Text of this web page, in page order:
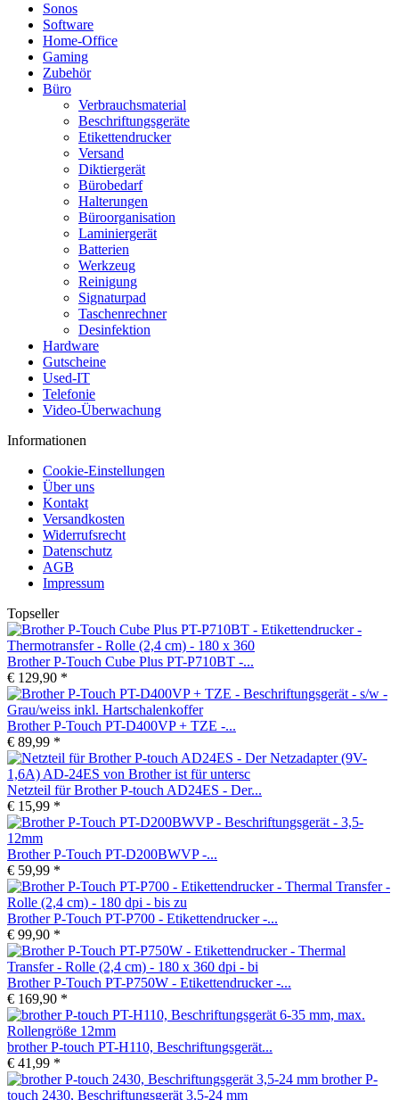
Sonos
Software
Home-Office
Gaming
Zubehör
Büro
Verbrauchsmaterial
Beschriftungsgeräte
Etikettendrucker
Versand
Diktiergerät
Bürobedarf
Halterungen
Büroorganisation
Laminiergerät
Batterien
Werkzeug
Reinigung
Signaturpad
Taschenrechner
Desinfektion
Hardware
Gutscheine
Used-IT
Telefonie
Video-Überwachung
Informationen
Cookie-Einstellungen
Über uns
Kontakt
Versandkosten
Widerrufsrecht
Datenschutz
AGB
Impressum
Topseller
Brother P-Touch Cube Plus PT-P710BT -...
€ 129,90 *
Brother P-Touch PT-D400VP + TZE -...
€ 89,99 *
Netzteil für Brother P-touch AD24ES - Der...
€ 15,99 *
Brother P-Touch PT-D200BWVP -...
€ 59,99 *
Brother P-Touch PT-P700 - Etikettendrucker -...
€ 99,90 *
Brother P-Touch PT-P750W - Etikettendrucker -...
€ 169,90 *
brother P-touch PT-H110, Beschriftungsgerät...
€ 41,99 *
brother P-
touch 2430, Beschriftungsgerät 3,5-24 mm